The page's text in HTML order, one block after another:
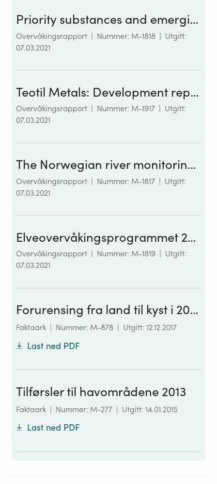
Priority substances and emerging contaminants in selected Norwegian rivers – The River Monitoring Programme 2019
Overvåkingsrapport | Nummer: M-1818 | Utgitt:
07.03.2021
Teotil Metals: Development report - 2021
Overvåkingsrapport Nummer: M-1917
Utgitt:
07.03.2021
The Norwegian river monitoring programme 2019 – water quality status and trends
Overvåkingsrapport | Nummer: M-1817 | Utgitt:
07.03.2021
Elveovervåkingsprogrammet 2019. Klassifisering av økologisk og kjemisk tilstand i norske elver i tråd med vannforskriften
Overvåkingsrapport Nummer: M-1819
Utgitt:
07.03.2021
Forurensing fra land til kyst i 2016
Faktaark | Nummer: M-878 | Utgitt: 12.12.2017
Last ned PDF
Tilførsler til havområdene 2013
Faktaark | Nummer: M-277 | Utgitt: 14.01.2015
Last ned PDF